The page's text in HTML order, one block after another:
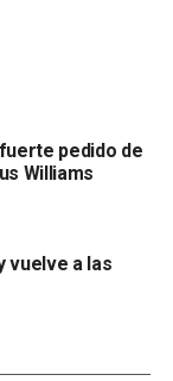
pedido de
Williams
vuelve a las